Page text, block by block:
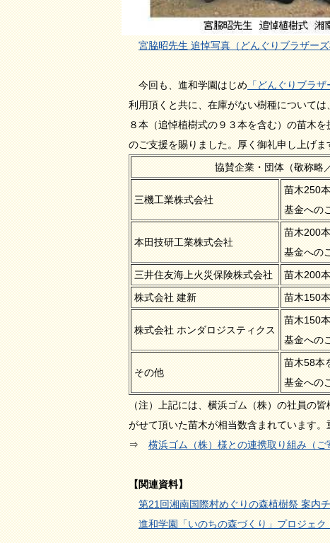
宮脇昭先生 追悼写真（どんぐりブラザー
今回も、進和学園はじめ 「どんぐりブラザ
利用頂くと共に、在庫がない樹種については、
８本（追悼植樹式の９３本を含む）の苗木
のご支援を賜りました。厚く御礼申し上げま
協賛企業・団体（敬称略／苗
三機工業株式会社
苗木250
基金への
本田技研工業株式会社
苗木200
基金への
三井住友海上火災保険株式会社
苗木200
株式会社 建新
苗木150
株式会社 ホンダロジスティクス
苗木150
基金への
その他
苗木58本
基金への
（注）上記には、横浜ゴム（株）の社員の
がせて頂いた苗木が相当数含まれています。
⇒ 横浜ゴム（株）様との連携取り組み（ご
【関連資料】
第21回湘南国際村めぐりの森植樹祭 案内チ
進和学園「いのちの森づくり」プロジェク